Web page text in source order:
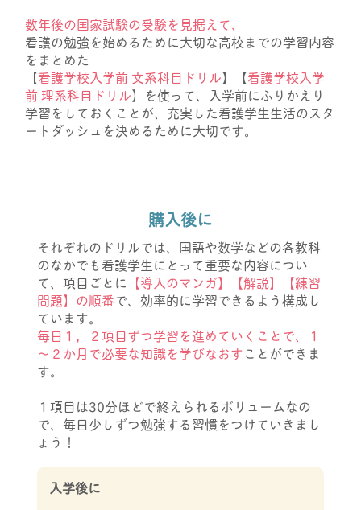
数年後の国家試験の受験を見据えて、
看護の勉強を始めるために大切な高校までの学習内容
をまとめた
【看護学校入学前 文系科目ドリル】【看護学校入学
前 理系科目ドリル】を使って、入学前にふりかえり
学習をしておくことが、充実した看護学生生活のスタ
ートダッシュを決めるために大切です。
購入後に
それぞれのドリルでは、国語や数学などの各教科
のなかでも看護学生にとって重要な内容につい
て、項目ごとに 【導入のマンガ】【解説】【練習
問題】の順番で、効率的に学習できるよう構成し
ています。
毎日１，２項目ずつ学習を進めていくことで、１
～２か月で必要な知識を学びなおすことができま
す。
１項目は30分ほどで終えられるボリュームなの
で、毎日少しずつ勉強する習慣をつけていきまし
ょう！
入学後に